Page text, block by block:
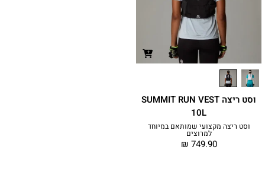
וסט ריצה SUMMIT RUN VEST
10L
וסט ריצה מקצועי שמותאם במיוחד
למרוצים
₪ 749.90